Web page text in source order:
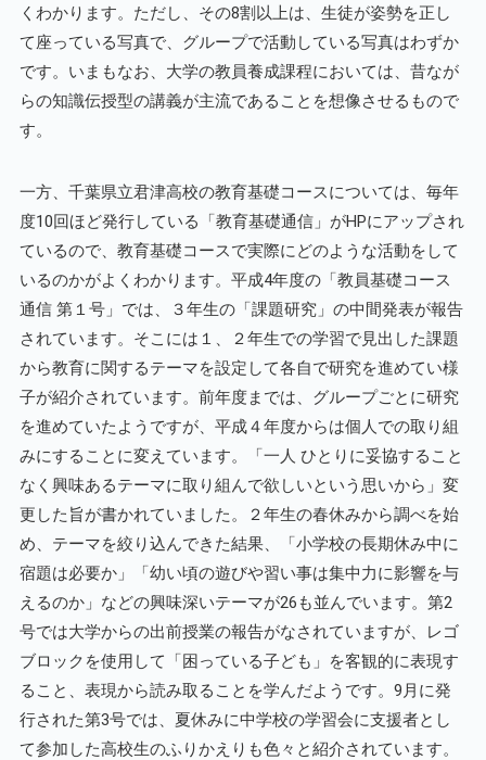
くわかります。ただし、その8割以上は、生徒が姿勢を正し
て座っている写真で、グループで活動している写真はわずか
です。いまもなお、大学の教員養成課程においては、昔なが
らの知識伝授型の講義が主流であることを想像させるもので
す。
一方、千葉県立君津高校の教育基礎コースについては、毎年
度10回ほど発行している「教育基礎通信」がHPにアップされ
ているので、教育基礎コースで実際にどのような活動をして
いるのかがよくわかります。平成4年度の「教員基礎コース
通信 第１号」では、３年生の「課題研究」の中間発表が報告
されています。そこには１、２年生での学習で見出した課題
から教育に関するテーマを設定して各自で研究を進めてい様
子が紹介されています。前年度までは、グループごとに研究
を進めていたようですが、平成４年度からは個人での取り組
みにすることに変えています。「一人 ひとりに妥協すること
なく興味あるテーマに取り組んで欲しいという思いから」変
更した旨が書かれていました。２年生の春休みから調べを始
め、テーマを絞り込んできた結果、「小学校の長期休み中に
宿題は必要か」「幼い頃の遊びや習い事は集中力に影響を与
えるのか」などの興味深いテーマが26も並んでいます。第2
号では大学からの出前授業の報告がなされていますが、レゴ
ブロックを使用して「困っている子ども」を客観的に表現す
ること、表現から読み取ることを学んだようです。9月に発
行された第3号では、夏休みに中学校の学習会に支援者とし
て参加した高校生のふりかえりも色々と紹介されています。